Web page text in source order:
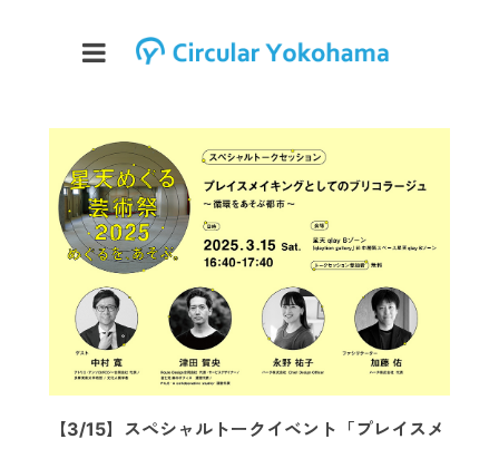
【3/15】スペシャルトークイベント「プレイスメ